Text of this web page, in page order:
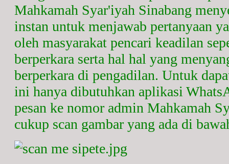
Mahkamah Syar'iyah Sinabang
instan untuk menjawab pertanyaan
oleh masyarakat pencari keadilan
berperkara serta hal hal yang
berperkara di pengadilan. Untuk
ini hanya dibutuhkan aplikasi
pesan ke nomor admin Mahkamah
cukup scan gambar yang ada di